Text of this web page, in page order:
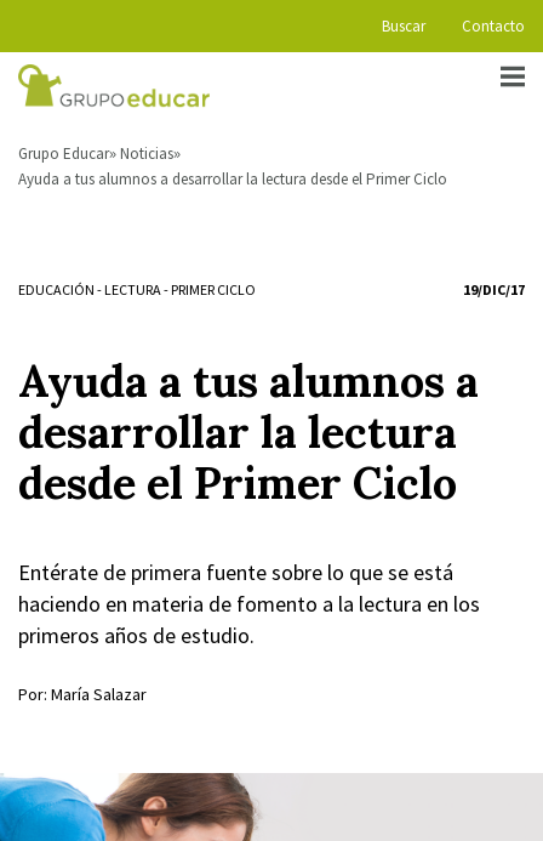
Buscar Contacto
Grupo Educar Noticias
Ayuda a tus alumnos a desarrollar la lectura desde el Primer Ciclo
EDUCACIÓN -LECTURA-PRIMER CICLO 19/DIC/17
Ayuda a tus alumnos a
desarrollar la lectura
desde el Primer Ciclo
Entérate de primera fuente sobre lo que se está
haciendo en materia de fomento a la lectura en los
primeros años de estudio.
Por: María Salazar